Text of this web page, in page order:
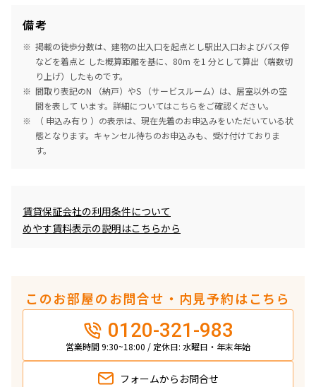
備考
掲載の徒歩分数は、建物の出入口を起点とし駅出入口およびバス停
などを着点と した概算距離を基に、80m を1 分として算出（端数切
り上げ）したものです。
間取り表記のN （納戸）やS （サービスルーム）は、居室以外の空
間を表して います。詳細についてはこちらをご確認ください。
（ 申込み有り ）の表示は、現在先着のお申込みをいただいている状
態となります。キャンセル待ちのお申込みも、受け付けておりま
す。
賃貸保証会社の利用条件について
めやす賃料表示の説明はこちらから
このお部屋のお問合せ・内見予約はこちら
0120-321-983
営業時間 9:30~18:00 / 定休日: 水曜日・年末年始
フォームから お問合せ